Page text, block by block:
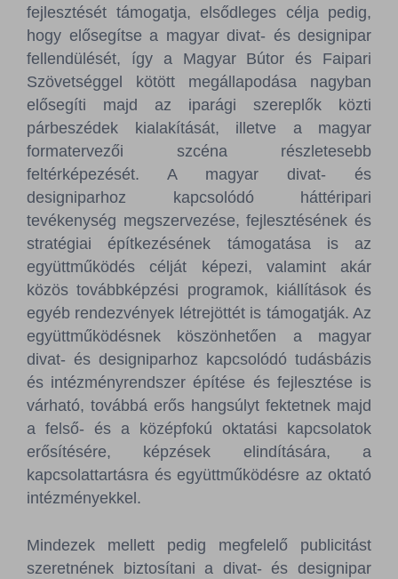
fejlesztését támogatja, elsődleges célja pedig,
hogy elősegítse a magyar divat- és designipar
fellendülését, így a Magyar Bútor és Faipari
Szövetséggel kötött megállapodása nagyban
elősegíti majd az iparági szereplők közti
párbeszédek kialakítását, illetve a magyar
formatervezői szcéna részletesebb
feltérképezését. A magyar divat- és
designiparhoz kapcsolódó háttéripari
tevékenység megszervezése, fejlesztésének és
stratégiai építkezésének támogatása is az
együttműködés célját képezi, valamint akár
közös továbbképzési programok, kiállítások és
egyéb rendezvények létrejöttét is támogatják. Az
együttműködésnek köszönhetően a magyar
divat- és designiparhoz kapcsolódó tudásbázis
és intézményrendszer építése és fejlesztése is
várható, továbbá erős hangsúlyt fektetnek majd
a felső- és a középfokú oktatási kapcsolatok
erősítésére, képzések elindítására, a
kapcsolattartásra és együttműködésre az oktató
intézményekkel.
Mindezek mellett pedig megfelelő publicitást
szeretnének biztosítani a divat- és designipar